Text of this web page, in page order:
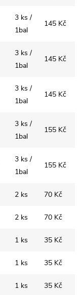
3 ks /
1bal
145 Kč
3 ks /
1bal
145 Kč
3 ks /
1bal
145 Kč
3 ks /
1bal
155 Kč
3 ks /
1bal
155 Kč
2 ks 70 Kč
2 ks 70 Kč
1 ks 35 Kč
1 ks 35 Kč
1 ks 35 Kč